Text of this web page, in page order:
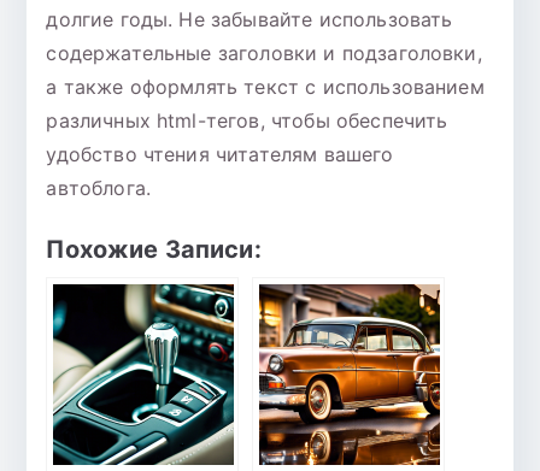
долгие годы. Не забывайте использовать
содержательные заголовки и подзаголовки,
а также оформлять текст с использованием
различных html-тегов, чтобы обеспечить
удобство чтения читателям вашего
автоблога.
Похожие Записи: